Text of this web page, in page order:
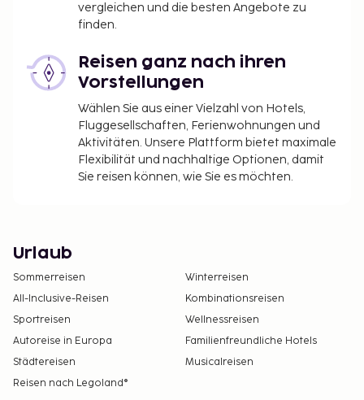
vergleichen und die besten Angebote zu
finden.
Reisen ganz nach ihren
Vorstellungen
Wählen Sie aus einer Vielzahl von Hotels,
Fluggesellschaften, Ferienwohnungen und
Aktivitäten. Unsere Plattform bietet maximale
Flexibilität und nachhaltige Optionen, damit
Sie reisen können, wie Sie es möchten.
Urlaub
Sommerreisen
Winterreisen
All-Inclusive-Reisen
Kombinationsreisen
Sportreisen
Wellnessreisen
Autoreise in Europa
Familienfreundliche Hotels
Städtereisen
Musicalreisen
Reisen nach Legoland®